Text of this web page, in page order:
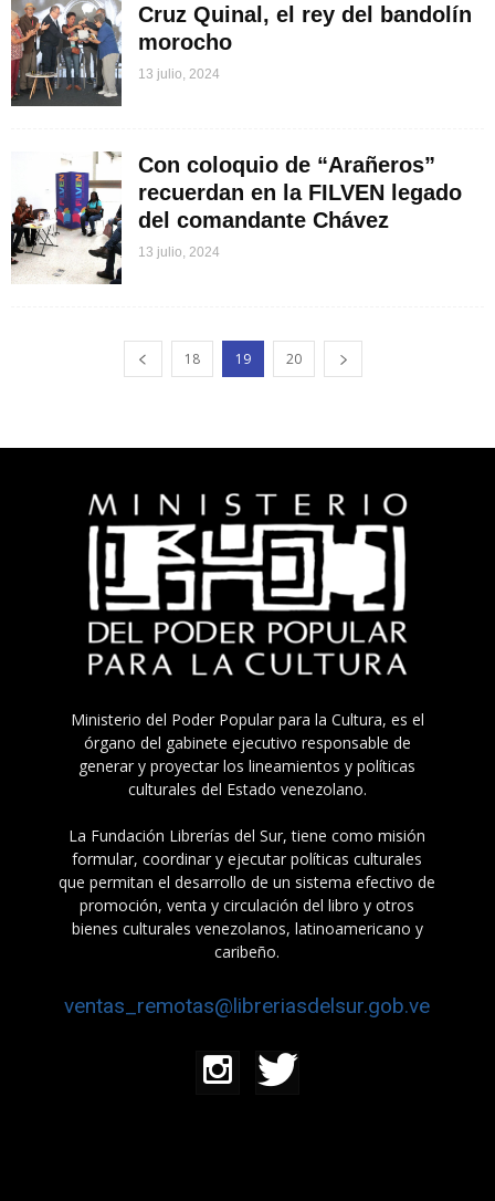
Cruz Quinal, el rey del bandolín
morocho
13 julio, 2024
Con coloquio de “Arañeros”
recuerdan en la FILVEN legado
del comandante Chávez
13 julio, 2024
18 19 20
Ministerio del Poder Popular para la Cultura, es el
órgano del gabinete ejecutivo responsable de
generar y proyectar los lineamientos y políticas
culturales del Estado venezolano.
La Fundación Librerías del Sur, tiene como misión
formular, coordinar y ejecutar políticas culturales
que permitan el desarrollo de un sistema efectivo de
promoción, venta y circulación del libro y otros
bienes culturales venezolanos, latinoamericano y
caribeño.
ventas_remotas@libreriasdelsur.gob.ve